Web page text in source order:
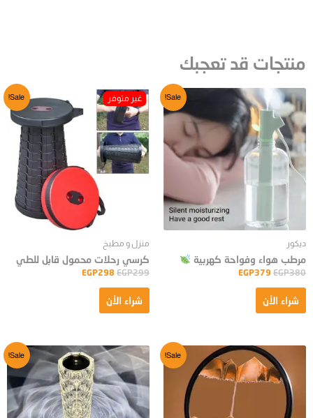
منتجات قد تعجبك
Sale!
ديكور
مرطب هواء وفواحة كهربية
EGP380
EGP379
شراء الأن
Sale!
منزل و مطبخ
كرسي رحلات محمول قابل للطي
EGP299
EGP298
شراء الأن
Sale!
Sale!